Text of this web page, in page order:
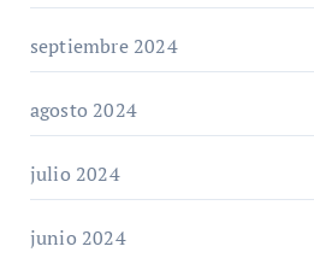
septiembre 2024
agosto 2024
julio 2024
junio 2024